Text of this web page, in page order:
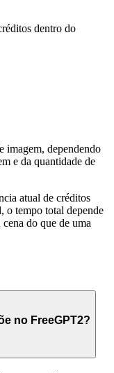
dentro do
imagem, dependendo
e da quantidade de
atual de créditos
o tempo total depende
do que de uma
no FreeGPT2?